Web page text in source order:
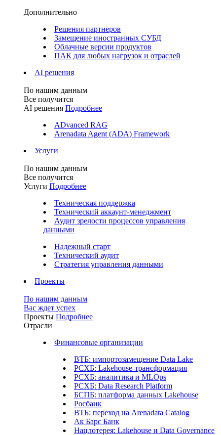
Дополнительно
Решения партнеров
Замещение иностранных СУБД
Облачные версии продуктов
ПАК для любых нагрузок и отраслей
AI решения
По нашим данным
Все получится
AI решения Подробнее
ADvanced RAG
Arenadata Agent (ADA) Framework
Услуги
По нашим данным
Все получится
Услуги Подробнее
Техническая поддержка
Технический аккаунт-менеджмент
Аудит зрелости процессов управления
данными
Надежный старт
Технический аудит
Стратегия управления данными
Проекты
По нашим данным
Вас ждет успех
Проекты Подробнее
Отрасли
Финансовые организации
ВТБ: импортозамещение Data Lake
РСХБ: Lakehouse-трансформация
РСХБ: аналитика и MLOps
РСХБ: Data Research Platform
БСПБ: платформа данных Lakehouse
Росбанк
ВТБ: переход на Arenadata Catalog
Ак Барс Банк
Нацлотерея: Lakehouse и Data Governance